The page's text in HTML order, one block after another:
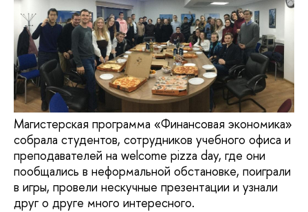
Магистерская программа «Финансовая экономика»
собрала студентов, сотрудников учебного офиса и
преподавателей на welcome pizza day, где они
пообщались в неформальной обстановке, поиграли
в игры, провели нескучные презентации и узнали
друг о друге много интересного.